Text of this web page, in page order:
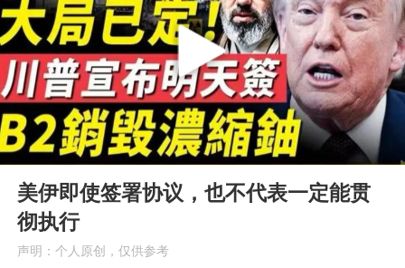
我国编制完成新版全月地质图
中国五箭齐发反制美国
女子利用漏洞0元薅走3000多件家电
村民谈“梅姨”：叫的其实是“媒姨”
泰国一女公务员妆容引争议 本人回应
郑国霖回应去景区上班被保安拦下
首次证实！“胶球”存在
Play
00:00 01:43
美伊即使签署协议，也不代表一定能贯
彻执行
声明：个人原创，仅供参考